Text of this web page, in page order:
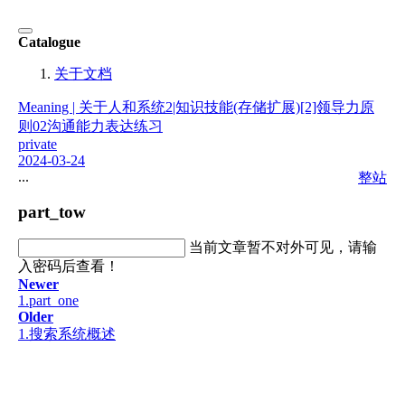
Catalogue
关于文档
Meaning | 关于人和系统2|知识技能(存储扩展)[2]领导力原
则 02沟通能力表达练习
private
2024-03-24
...
整站
part_tow
当前文章暂不对外可见，请输
入密码后查看！
Newer
1.part_one
Older
1.搜索系统概述